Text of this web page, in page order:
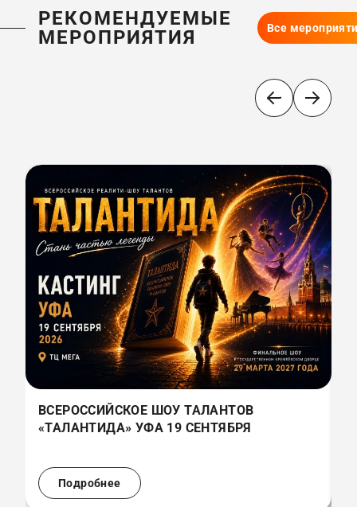
РЕКОМЕНДУЕМЫЕ
МЕРОПРИЯТИЯ
Все
ВСЕРОССИЙСКОЕ ШОУ ТАЛАНТОВ
«ТАЛАНТИДА» УФА 19 СЕНТЯБРЯ
Подробнее